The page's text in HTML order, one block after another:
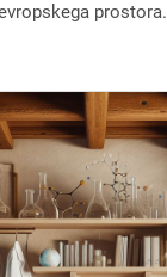
prostora.